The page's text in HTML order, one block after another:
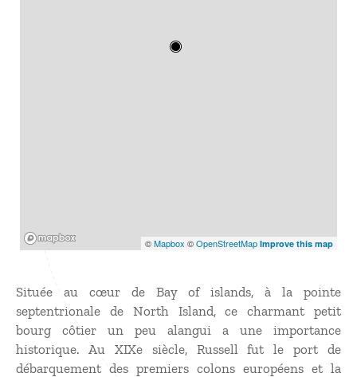
©Mapbox ©OpenStreetMap Improve this map
Située au cœur de Bay of islands, à la pointe
septentrionale de North Island, ce charmant petit
bourg côtier un peu alangui a une importance
historique. Au XIXe siècle, Russell fut le port de
débarquement des premiers colons européens et la